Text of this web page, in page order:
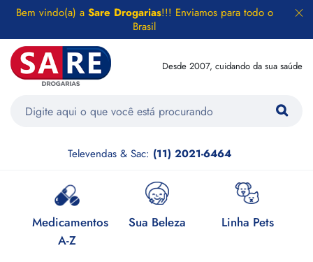
Bem vindo(a) a Sare Drogarias!!! Enviamos para todo o
Brasil
Desde 2007, cuidando da sua saúde
Televendas & Sac: (11) 2021-6464
Medicamentos
A-Z
Sua Beleza Linha Pets